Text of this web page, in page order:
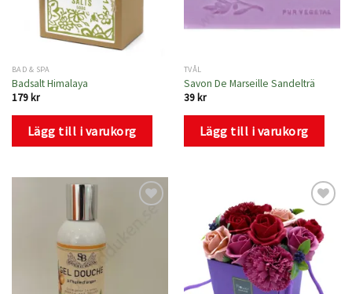
BAD & SPA
Badsalt Himalaya
179kr
Lägg till i varukorg
TVÅL
Savon De Marseille Sandelträ
39kr
Lägg till i varukorg
Lägg
till i
önskelistan